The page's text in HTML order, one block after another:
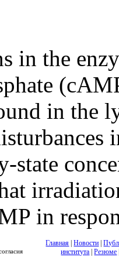
in the
in the
state
in
Главная |Новости |
института |Резюме